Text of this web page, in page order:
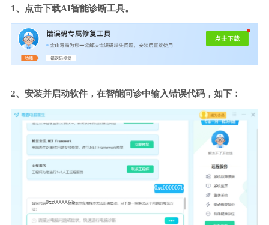
1、点击下载AI智能诊断工具。
2、安装并启动软件，在智能问诊中输入错误代码，如下：
0xc000007b
0xc000007b